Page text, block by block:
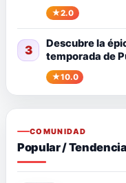
2.0
3
Descubre la
temporada de
10.0
COMUNIDAD
Popular /